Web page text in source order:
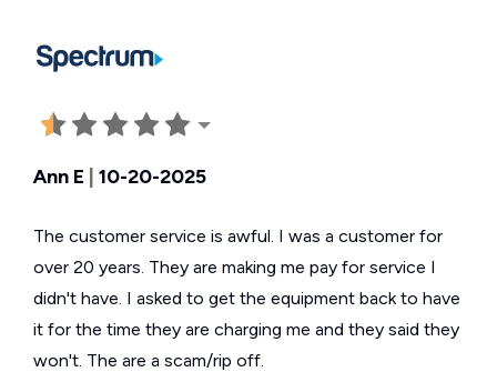
Ann E | 10-20-2025
The customer service is awful. I was a customer for
over 20 years. They are making me pay for service I
didn't have. I asked to get the equipment back to have
it for the time they are charging me and they said they
won't. The are a scam/rip off.